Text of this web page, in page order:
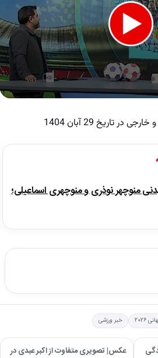
19
تاریخ 29 آبان 1404
منوچهر نوذری و منوچهری اسماعیلی؛
2026 خبر ورزشی
عکس| تصویری متفاوت از اکبر عبدی در